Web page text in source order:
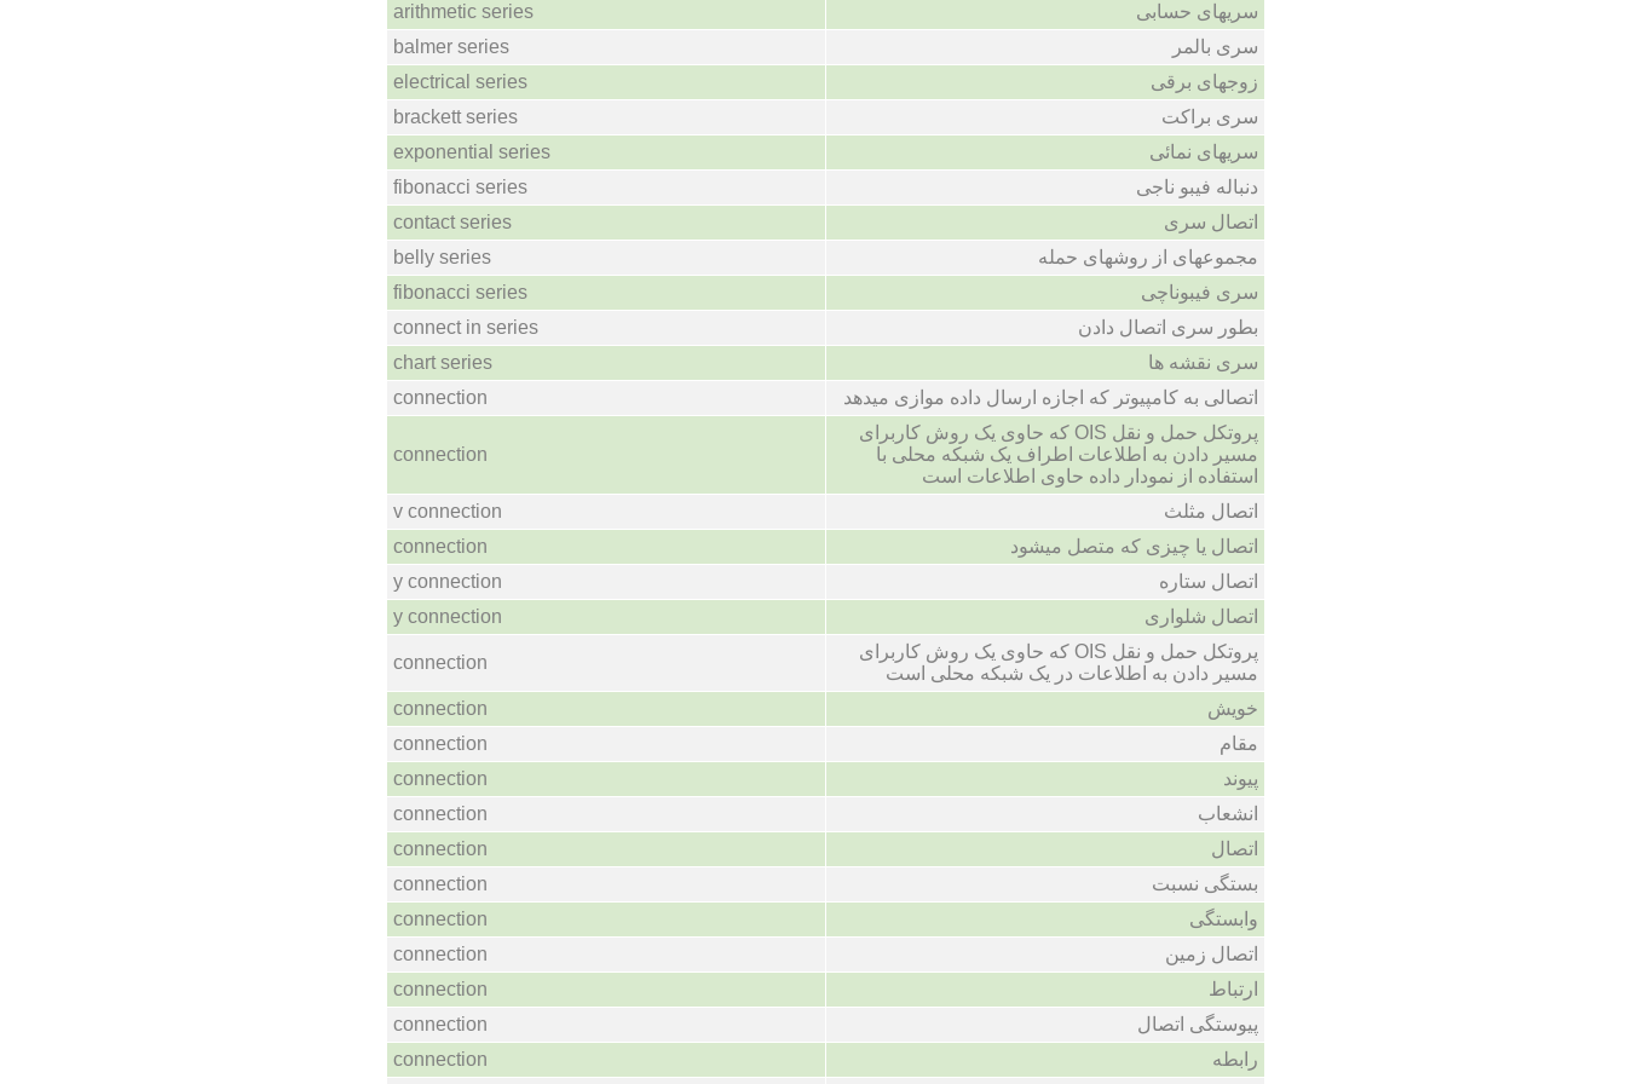
arithmetic series
سریهای حسابی
balmer series
سری بالمر
electrical series
زوجهای برقی
brackett series
سری براکت
exponential series
سریهای نمائی
fibonacci series
دنباله فیبو ناجی
contact series
اتصال سری
belly series
مجموعهای از روشهای حمله
fibonacci series
سری فیبوناچی
connect in series
بطور سری اتصال دادن
chart series
سری نقشه ها
connection
اتصالی به کامپیوتر که اجازه ارسال داده موازی میدهد
connection
پروتکل حمل و نقل OIS که حاوی یک روش کاربرای
مسیر دادن به اطلاعات اطراف یک شبکه محلی با
استفاده از نمودار داده حاوی اطلاعات است
v connection
اتصال مثلث
connection
اتصال یا چیزی که متصل میشود
y connection
اتصال ستاره
y connection
اتصال شلواری
connection
پروتکل حمل و نقل OIS که حاوی یک روش کاربرای
مسیر دادن به اطلاعات در یک شبکه محلی است
connection
خویش
connection
مقام
connection
پیوند
connection
انشعاب
connection
اتصال
connection
بستگی نسبت
connection
وابستگی
connection
اتصال زمین
connection
ارتباط
connection
پیوستگی اتصال
connection
رابطه